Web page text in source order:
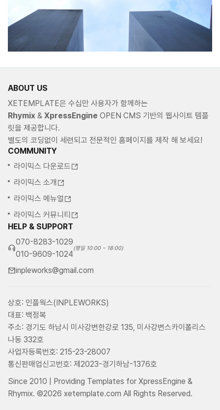
ABOUT US
XETEMPLATE은 수십만 사용자가 함께하는
Rhymix & XpressEngine OPEN CMS 기반의 웹사이트 템플
릿을 제공합니다.
별도의 코딩없이 세련되고 전문적인 홈페이지를 제작 해 보세요!
COMMUNITY
라이믹스 다운로드
라이믹스 소개
라이믹스 메뉴얼
라이믹스 커뮤니티
HELP & SUPPORT
070-8283-1029
010-9609-1024
(평일 10:00 ~ 18:00)
inpleworks@gmail.com
상호: 인플웍스(INPLEWORKS)
대표: 백정복
주소: 경기도 하남시 미사강변한강로 135, 미사강변스카이폴리스
나동 332호
사업자등록번호: 215-23-28007
통신판매업신고번호: 제2023-경기하남-1376호
Since 2010 | Providing Templates for XpressEngine &
Rhymix. ©2026 xetemplate.com All Rights Reserved.